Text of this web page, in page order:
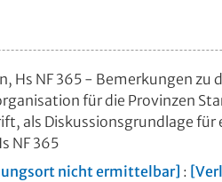
Hs NF 365 - Bemerkungen
für die Provinzen
als Diskussionsgrundlage für
NF 365
nicht ermittelbar] :